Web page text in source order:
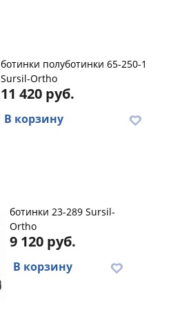
ботинки полуботинки 65-250-1
Sursil-Ortho
11 420 руб.
В корзину
ботинки 23-289 Sursil-
Ortho
9 120 руб.
В корзину